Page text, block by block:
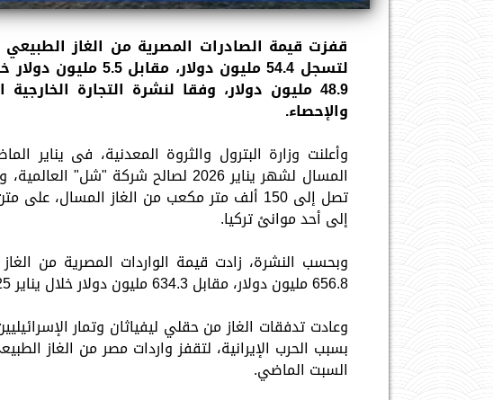
لتسجل 54.4 مليون
48.9 مليون دولار، وفقا لنشرة التجارة
والإحصاء.
وأعلنت وزارة البترول والثروة المعدنية، فى يناير
إلى أحد موانئ تركيا.
656.8 مليون دولار، مقابل 634.3 مليون دولار خلال يناير 2025، بقيمة ارتفاع 22.5 مليون دولار.
بسبب الحرب الإيرانية، لتقفز واردات مصر من الغاز
السبت الماضي.